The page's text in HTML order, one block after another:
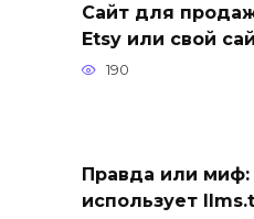
Сайт для
Etsy или свой
190
Правда или миф:
использует